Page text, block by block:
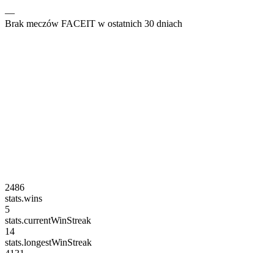
—
Brak meczów FACEIT w ostatnich 30 dniach
2486
stats.wins
5
stats.currentWinStreak
14
stats.longestWinStreak